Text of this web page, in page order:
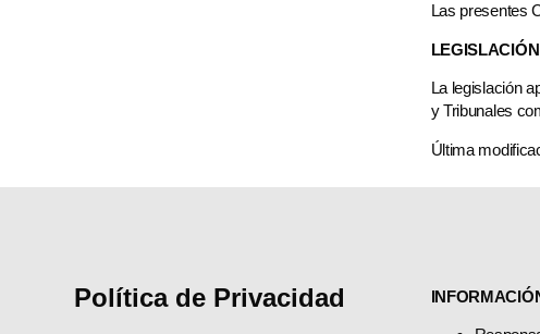
Las presentes
La legislación
y Tribunales
Última
Política de Privacidad